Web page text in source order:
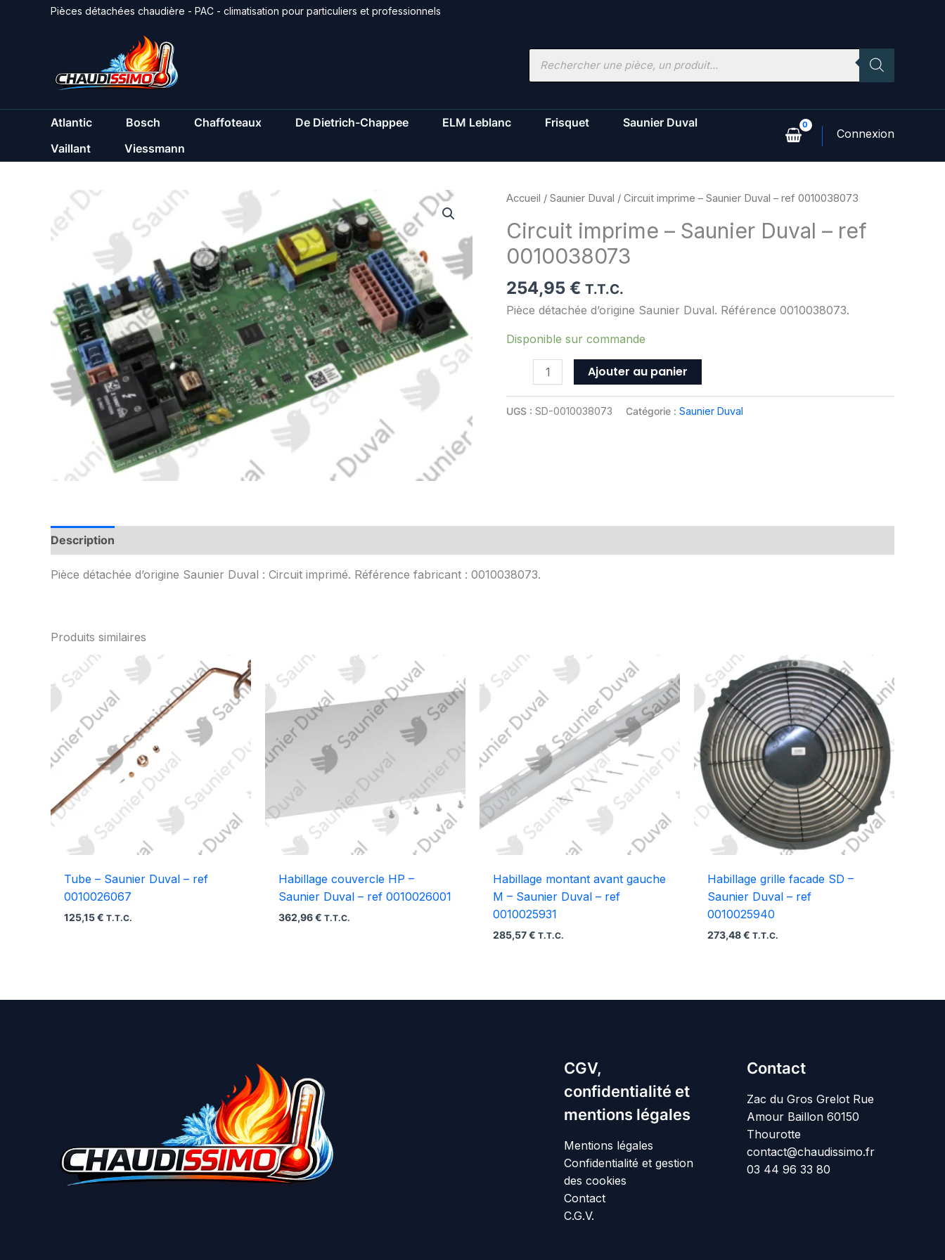
Pièces détachées chaudière - PAC - climatisation pour particuliers et professionnels
Recherche
Atlantic Bosch Chaffoteaux De Dietrich-Chappee ELM Leblanc Frisquet
Saunier Duval
Vaillant
Viessmann
Accueil / Saunier Duval / Circuit imprime – Saunier Duval – ref 0010038073
Circuit imprime – Saunier Duval – ref
0010038073
254,95 € T.T.C.
Pièce détachée d’origine Saunier Duval. Référence 0010038073.
Disponible sur commande
quantité
Circuit
imprime
Saunier
Duval
ref
0010038073
Ajouter au panier
UGS : SD-0010038073 Catégorie : Saunier Duval
Description
Pièce détachée d’origine Saunier Duval : Circuit imprimé. Référence fabricant : 0010038073.
Produits similaires
Tube – Saunier Duval – ref
0010026067
125,15€ T.T.C.
Habillage couvercle HP –
Saunier Duval – ref 0010026001
362,96€ T.T.C.
Habillage montant avant gauche
M – Saunier Duval – ref
0010025931
285,57€ T.T.C.
Habillage grille facade SD –
Saunier Duval – ref
0010025940
273,48€ T.T.C.
CGV,
confidentialité et
mentions légales
Mentions légales
Confidentialité et gestion
des cookies
Contact
C.G.V.
Contact
Zac du Gros Grelot Rue
Amour Baillon 60150
Thourotte
contact@chaudissimo.fr
03 44 96 33 80